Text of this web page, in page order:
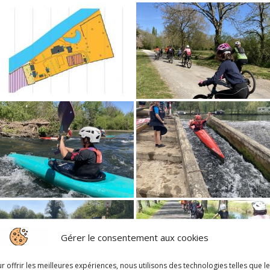
Gérer le consentement aux cookies
offrir les meilleures expériences, nous utilisons des technologies telles que